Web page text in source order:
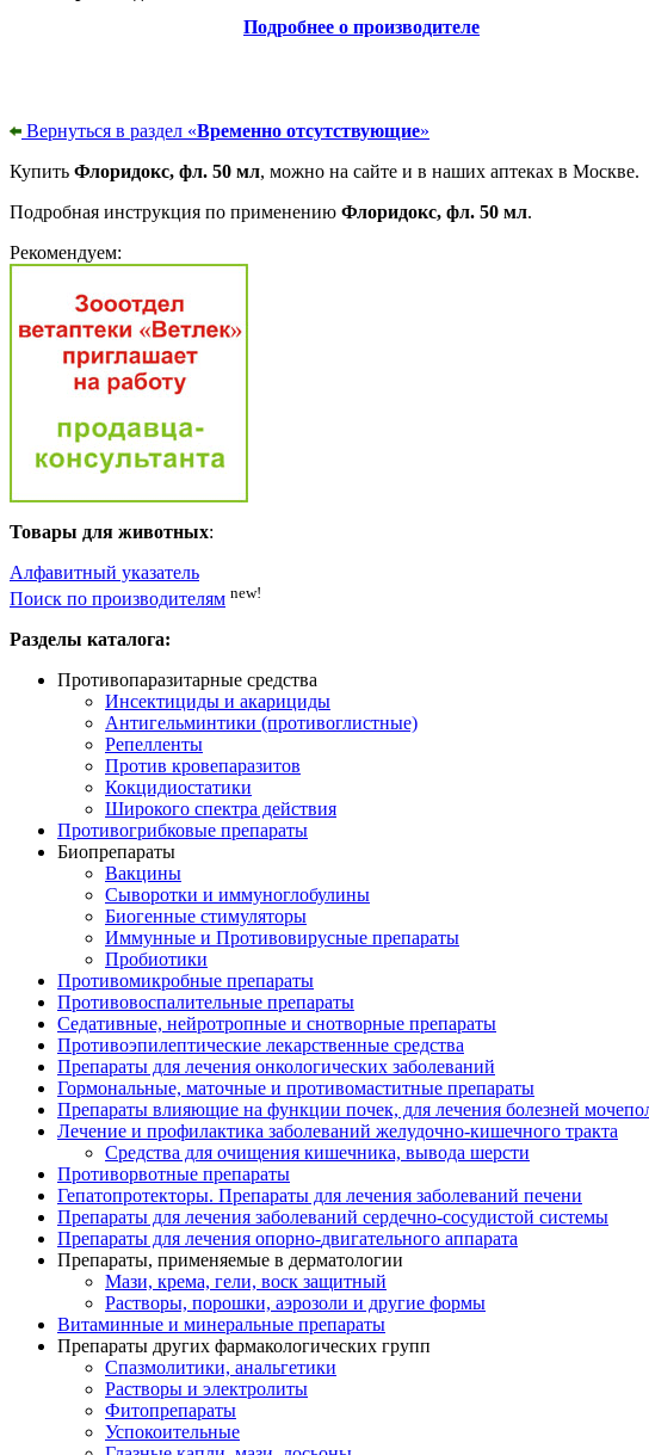
Подробнее о производителе
Вернуться в раздел «Временно отсутствующие»
Купить Флоридокс, фл. 50 мл, можно на сайте и в наших аптеках в Москве.
Подробная инструкция по применению Флоридокс, фл. 50 мл.
Рекомендуем:
Товары для животных:
Алфавитный указатель
Поиск по производителям new!
Разделы каталога:
Противопаразитарные средства
Инсектициды и акарициды
Антигельминтики (противоглистные)
Репелленты
Против кровепаразитов
Кокцидиостатики
Широкого спектра действия
Противогрибковые препараты
Биопрепараты
Вакцины
Сыворотки и иммуноглобулины
Биогенные стимуляторы
Иммунные и Противовирусные препараты
Пробиотики
Противомикробные препараты
Противовоспалительные препараты
Седативные, нейротропные и снотворные препараты
Противоэпилептические лекарственные средства
Препараты для лечения онкологических заболеваний
Гормональные, маточные и противомаститные препараты
Препараты влияющие на функции почек, для лечения болезней
Лечение и профилактика заболеваний желудочно-кишечного тракта
Средства для очищения кишечника, вывода шерсти
Противорвотные препараты
Гепатопротекторы. Препараты для лечения заболеваний печени
Препараты для лечения заболеваний сердечно-сосудистой системы
Препараты для лечения опорно-двигательного аппарата
Препараты, применяемые в дерматологии
Мази, крема, гели, воск защитный
Растворы, порошки, аэрозоли и другие формы
Витаминные и минеральные препараты
Препараты других фармакологических групп
Спазмолитики, анальгетики
Растворы и электролиты
Фитопрепараты
Успокоительные